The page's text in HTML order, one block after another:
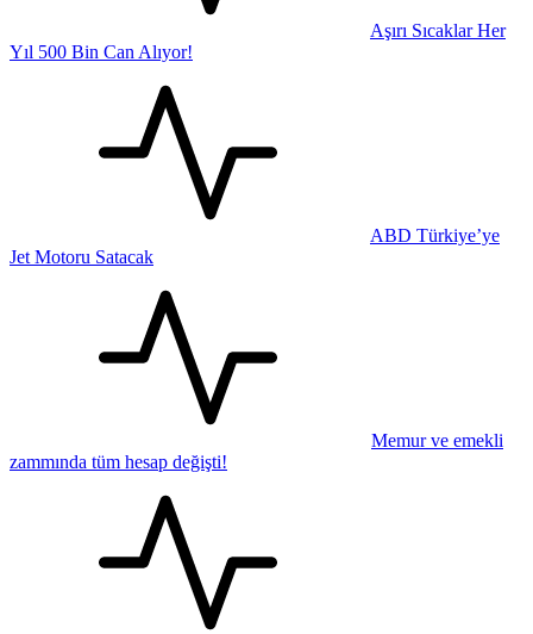
Aşırı Sıcaklar Her
Yıl 500 Bin Can Alıyor!
ABD Türkiye’ye
Jet Motoru Satacak
Memur ve emekli
zammında tüm hesap değişti!